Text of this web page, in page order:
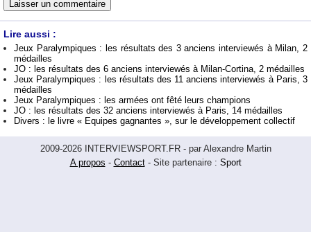
Lire aussi :
Jeux Paralympiques : les résultats des 3 anciens interviewés à Milan, 2
médailles
JO : les résultats des 6 anciens interviewés à Milan-Cortina, 2 médailles
Jeux Paralympiques : les résultats des 11 anciens interviewés à Paris, 3
médailles
Jeux Paralympiques : les armées ont fêté leurs champions
JO : les résultats des 32 anciens interviewés à Paris, 14 médailles
Divers : le livre « Equipes gagnantes », sur le développement collectif
2009-2026 INTERVIEWSPORT.FR - par Alexandre Martin
A propos - Contact- Site partenaire : Sport